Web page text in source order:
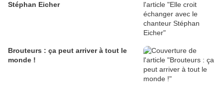
Stéphan Eicher
Brouteurs : ça peut arriver à tout le
monde !